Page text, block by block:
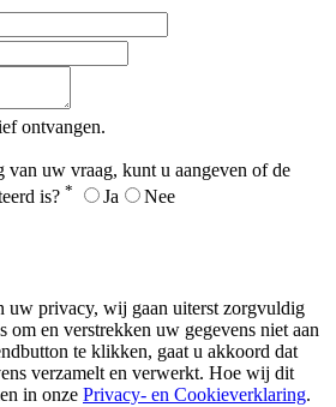
ontvangen.
uw vraag, kunt u aangeven of de
is? * Ja Nee
uw privacy, wij gaan uiterst zorgvuldig
om en verstrekken uw gegevens niet aan
te klikken, gaat u akkoord dat
verzamelt en verwerkt. Hoe wij dit
in onze Privacy- en Cookieverklaring.